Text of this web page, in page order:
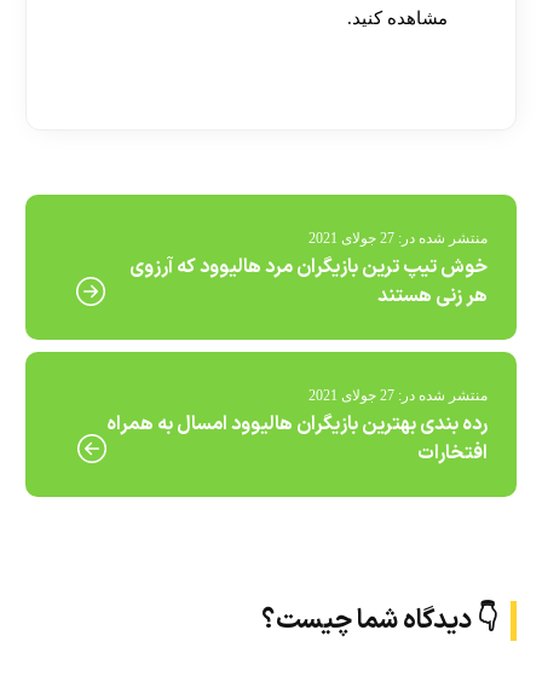
مشاهده کنید.
منتشر شده در: 27 جولای 2021
خوش تیپ ترین بازیگران مرد هالیوود که آرزوی
هر زنی هستند
منتشر شده در: 27 جولای 2021
رده بندی بهترین بازیگران هالیوود امسال به همراه
افتخارات
👇 دیدگاه شما چیست؟